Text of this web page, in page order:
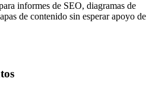
informes de SEO, diagramas de
de contenido sin esperar apoyo de